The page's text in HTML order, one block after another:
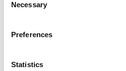
Selection
Necessary
Preferences
Statistics
Rechercher à partir de